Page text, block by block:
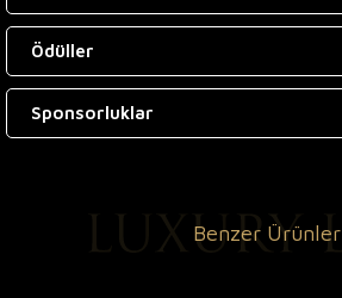
Ödüller
Sponsorluklar
Benzer Ürünler